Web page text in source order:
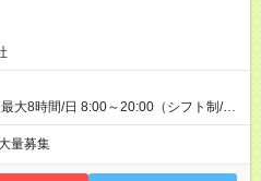
■月収50万
)※元建築関係 1日150個配達×25日勤務
大8時間/日 8:00～20:00（シフト制/実
場所次第では週4も有り） ※配達状況に
能性有り ※案件により多少の前後あり
量募集